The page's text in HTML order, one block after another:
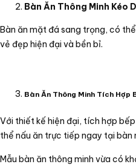
Bàn Ăn Thông Minh Kéo
Bàn ăn mặt đá sang trọng, có
vẻ đẹp hiện đại và bền bỉ.
Bàn Ăn Thông Minh Tích Hợp
Với thiết kế hiện đại, tích hợp
thể nấu ăn trực tiếp ngay tại bàn
Mẫu bàn ăn thông minh vừa có